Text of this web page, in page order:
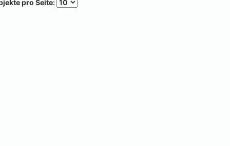
pro Seite: